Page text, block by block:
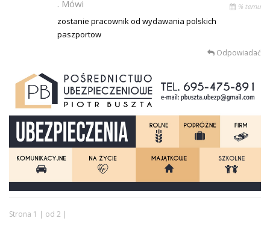
. Mówi % temu
zostanie pracownik od wydawania polskich
paszportow
Odpowiadać
Strona 1 | od 2 |